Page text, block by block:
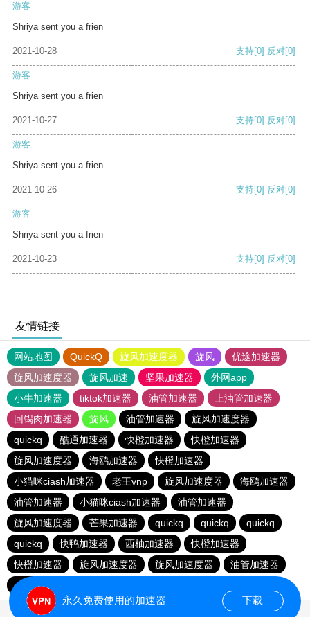
游客
Shriya sent you a frien
2021-10-28 支持[0] 反对[0]
游客
Shriya sent you a frien
2021-10-27 支持[0] 反对[0]
游客
Shriya sent you a frien
2021-10-26 支持[0] 反对[0]
游客
Shriya sent you a frien
2021-10-23 支持[0] 反对[0]
友情链接
网站地图 QuickQ 旋风加速度器 旋风
优途加速器
旋风加速度器
旋风加速 坚果加速器
外网app
小牛加速器
tiktok加速器 油管加速器
上油管加速器
回锅肉加速器
旋风 油管加速器
旋风加速度器
quickq
酷通加速器 快橙加速器
快橙加速器
旋风加速度器
海鸥加速器
快橙加速器
小猫咪ciash加速器
老王vnp 旋风加速度器
海鸥加速器
油管加速器
小猫咪ciash加速器
油管加速器
旋风加速度器
芒果加速器 quickq quickq
quickq
quickq
快鸭加速器 西柚加速器
快橙加速器
快橙加速器
旋风加速度器 旋风加速度器
油管加速器
quickq
永久免费使用的加速器 下载